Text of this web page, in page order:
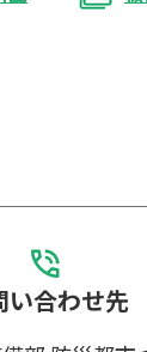
い合わせ先